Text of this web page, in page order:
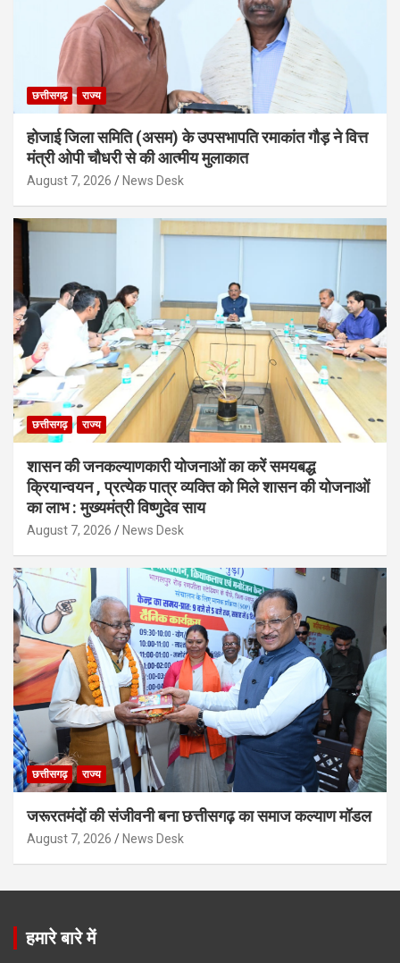
छत्तीसगढ़ राज्य
होजाई जिला समिति (असम) के उपसभापति रमाकांत गौड़ ने वित्त
मंत्री ओपी चौधरी से की आत्मीय मुलाकात
August 7, 2026 News Desk
छत्तीसगढ़ राज्य
शासन की जनकल्याणकारी योजनाओं का करें समयबद्ध
क्रियान्वयन , प्रत्येक पात्र व्यक्ति को मिले शासन की योजनाओं
का लाभ : मुख्यमंत्री विष्णुदेव साय
August 7, 2026 News Desk
छत्तीसगढ़ राज्य
जरूरतमंदों की संजीवनी बना छत्तीसगढ़ का समाज कल्याण मॉडल
August 7, 2026 News Desk
हमारे बारे में